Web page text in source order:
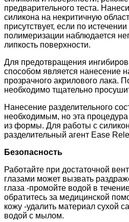
предварительного теста.
силикона на некритичную
присутствует, если по
полимеризации наблюдается
липкость поверхности.
Для предотвращения
способом является нанесение
прозрачного акрилового лака.
необходимо тщательно
Нанесение разделительного
необходимым, но эта
из формы. Для работы с
разделительный агент Ease
Безопасность
Работайте при достаточной
глазами может вызвать
глаза -промойте водой в
обратитесь за медицинской
кожу -удалить материал сухой
водой с мылом.